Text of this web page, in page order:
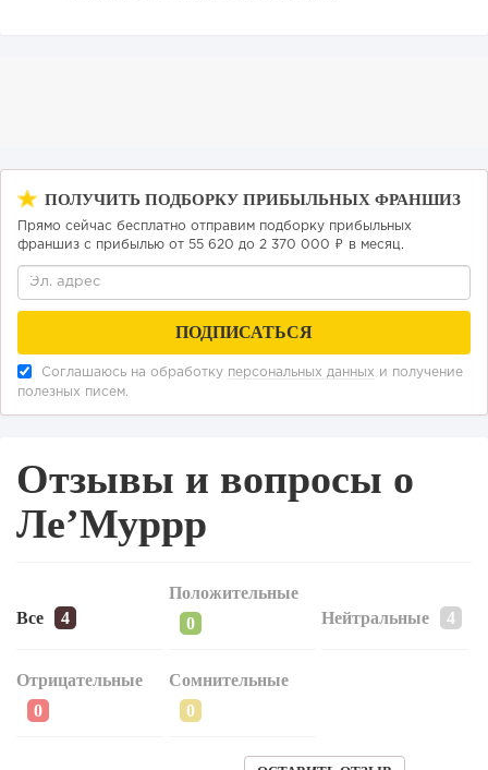
125 9
Конференции августа 2026: лучшие мероприятия месяца
для бизнеса,...
ПОЛУЧИТЬ ПОДБОРКУ ПРИБЫЛЬНЫХ ФРАНШИЗ
Прямо сейчас бесплатно отправим подборку прибыльных
франшиз с прибылью от 55 620 до 2 370 000 ₽ в месяц.
Соглашаюсь на обработку персональных данных и получение
полезных писем.
Отзывы и вопросы о
Ле’Муррр
Все
Положительные
Нейтральные
Отрицательные Сомнительные